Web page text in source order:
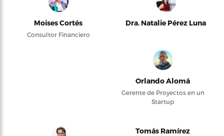
Moises Cortés
Consultor Financiero
Dra. Natalie Pérez Luna
Orlando Alomá
Gerente de Proyectos en un
Startup
Tomás Ramírez